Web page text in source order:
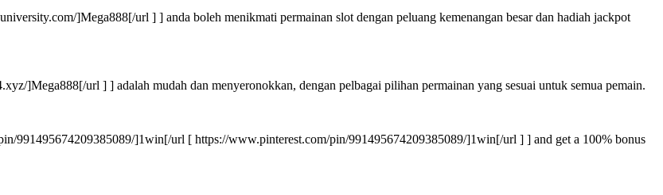
]Mega888[/url ] ] anda boleh menikmati permainan slot dengan peluang kemenangan besar dan hadiah jackpot
]Mega888[/url ] ] adalah mudah dan menyeronokkan, dengan pelbagai pilihan permainan yang sesuai untuk semua pemain.
991495674209385089/]1win[/url [ https://www.pinterest.com/pin/991495674209385089/]1win[/url ] ] and get a 100% bonus